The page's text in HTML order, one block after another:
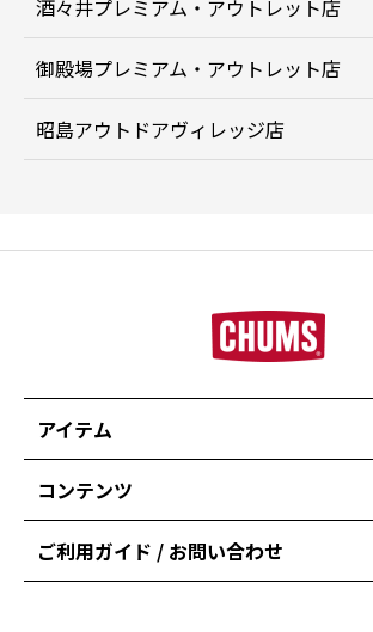
酒々井プレミアム・アウトレット店
御殿場プレミアム・アウトレット店
昭島アウトドアヴィレッジ店
アイテム
コンテンツ
ご利用ガイド / お問い合わせ